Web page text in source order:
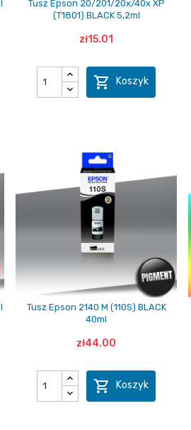
Tusz Epson 20/201/20x/40x XP
(T1801) BLACK 5,2ml
zł15.01
 Koszyk
Tusz Epson 2140 M (110S) BLACK
40ml
zł44.00
 Koszyk